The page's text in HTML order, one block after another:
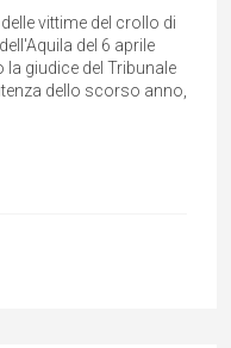
vittime del crollo di
del 6 aprile
la giudice del Tribunale
dello scorso anno,